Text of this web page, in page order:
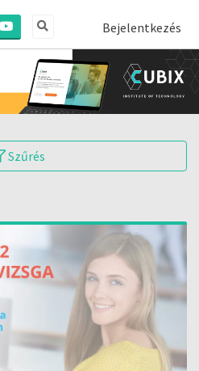
Bejelentkezés
Szűrés